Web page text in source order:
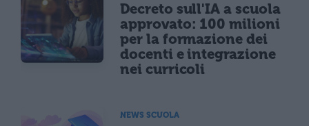
Decreto sull'IA a scuola
approvato: 100 milioni
per la formazione dei
docenti e integrazione
nei curricoli
NEWS SCUOLA